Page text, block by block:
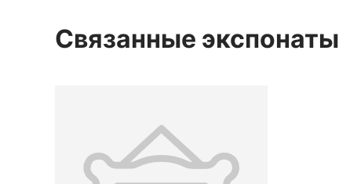
Связанные экспонаты